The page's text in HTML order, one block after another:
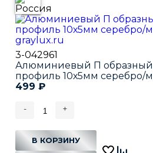
3-042961
Алюминиевый П образный
профиль 10х5мм серебро/
499 ₽
- +
В КОРЗИНУ